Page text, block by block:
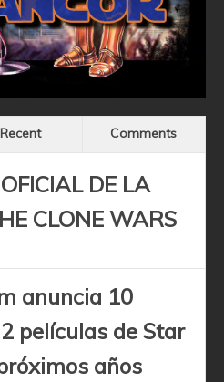
Recent Comments
DE LA
CLONE WARS
anuncia 10
películas de Star
años